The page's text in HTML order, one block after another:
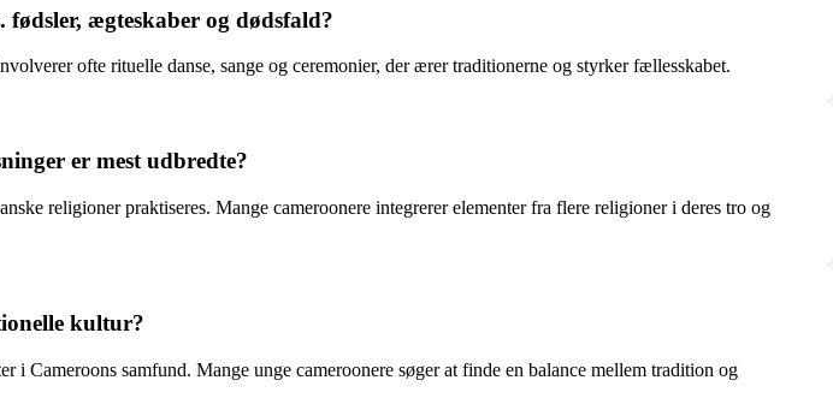
ægteskaber og dødsfald?
ofte rituelle danse, sange og ceremonier, der ærer traditionerne og styrker fællesskabet.
er mest udbredte?
religioner praktiseres. Mange cameroonere integrerer elementer fra flere religioner i deres tro og
kultur?
Cameroons samfund. Mange unge cameroonere søger at finde en balance mellem tradition og